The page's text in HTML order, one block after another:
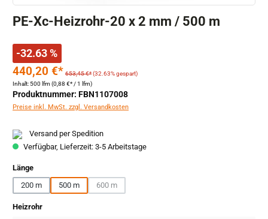
PE-Xc-Heizrohr-20 x 2 mm / 500 m
-32.63 %
440,20 €* 653,45 €*(32.63% gespart)
Inhalt:500 lfm (0,88 €* / 1 lfm)
Produktnummer: FBN1107008
Preise inkl. MwSt. zzgl. Versandkosten
Versand per Spedition
Verfügbar, Lieferzeit: 3-5 Arbeitstage
Längeauswählen
200 m
500 m 600 m
(Diese Option ist zurzeit nicht verfügbar.)
Heizrohrauswählen